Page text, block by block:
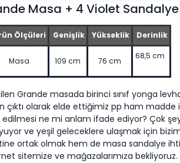
Masa + 4 Violet Sandalye
Ölçüleri Genişlik Yükseklik Derinlik
Masa 109 cm 76 cm
68,5 cm
Grande masada birinci sınıf yonga levha
çıktı olarak elde ettiğimiz pp ham madde
ne mi anlam ifade ediyor? Çok
ve yeşil geleceklere ulaşmak için
ortak olmak hem de masa sandalye
sitemize ve mağazalarımıza bekliyoruz.